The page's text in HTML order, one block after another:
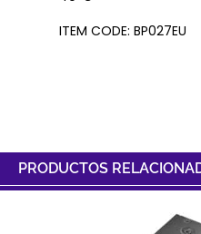
ITEM CODE: BP027EU
PRODUCTOS